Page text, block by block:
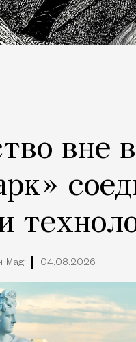
вне
Mag 04.08.2026